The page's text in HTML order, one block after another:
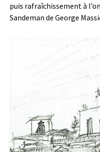
puis rafraîchissement à
Sandeman de George